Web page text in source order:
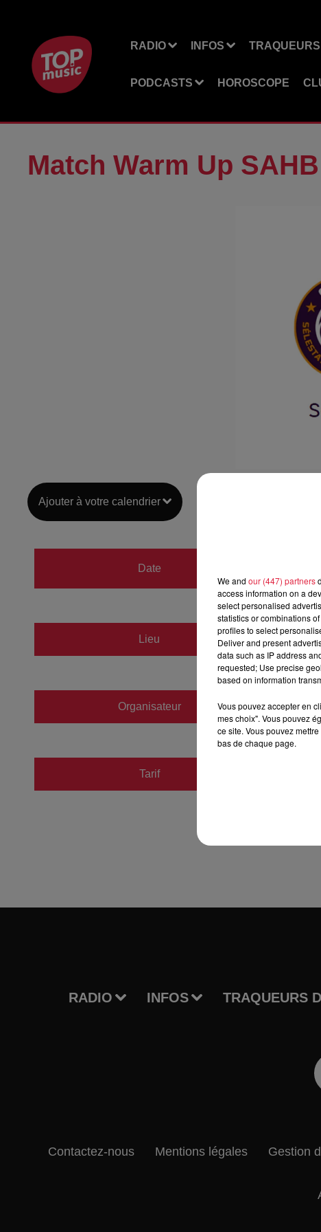
RADIO INFOS
PODCASTS HOROSCOPE
Match Warm Up
Ajouter à votre calendrier
Date
27
au27
Lieu
CSI
67600
Organisateur https://
Tarif
RADIO INFOS TRAQUEURS
Contactez-nous Mentions légales Gestion
We and our (447) partners
access information on a
select personalised
statistics or combinations
profiles to select
Deliver and present
data such as IP address
requested; Use precise
based on information
Vous pouvez accepter en
mes choix". Vous pouvez
ce site. Vous pouvez
bas de chaque page.